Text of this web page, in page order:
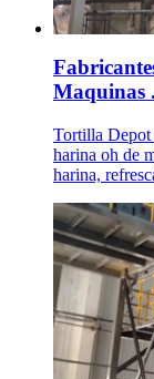
Maquinas .
Tortilla Depot
harina oh de
harina,